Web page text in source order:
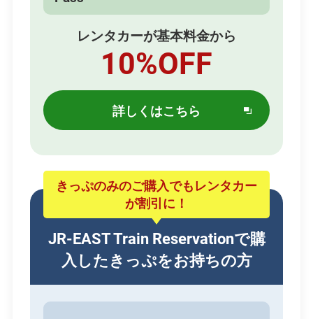
レンタカーが基本料金から
10%OFF
詳しくはこちら
別
ウィ
ウ
で
開
き
ま
す
きっぷのみのご購入でもレンタカー
が割引に！
JR-EAST Train Reservationで購
入したきっぷをお持ちの方